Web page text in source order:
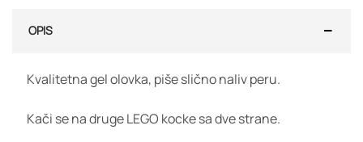
OPIS
Kvalitetna gel olovka, piše slično naliv peru.
Kači se na druge LEGO kocke sa dve strane.